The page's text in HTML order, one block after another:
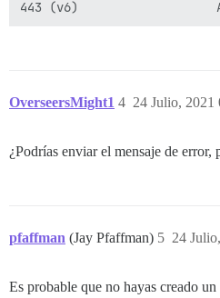
OverseersMight1 24 Julio, 2021
4
¿Podrías enviar el mensaje de error,
pfaffman (Jay Pfaffman) 24
5
Es probable que no hayas creado